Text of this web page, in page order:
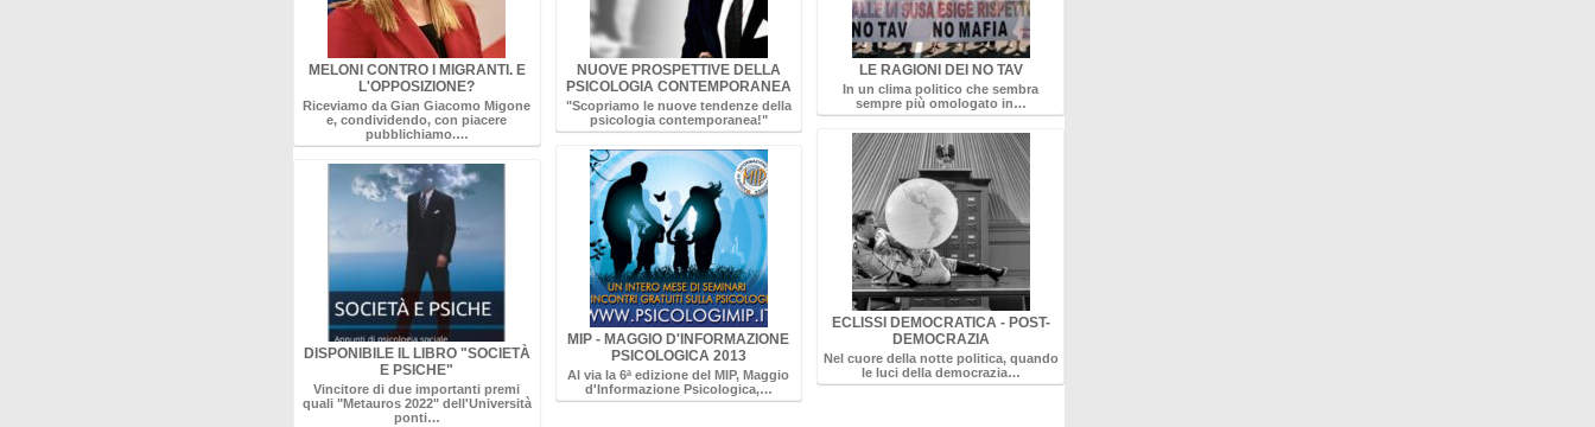
MELONI CONTRO I MIGRANTI. E
L'OPPOSIZIONE?
Riceviamo da Gian Giacomo Migone
e, condividendo, con piacere
pubblichiamo.…
DISPONIBILE IL LIBRO "SOCIETÀ
E PSICHE"
Vincitore di due importanti premi
quali "Metauros 2022" dell'Università
ponti…
NUOVE PROSPETTIVE DELLA
PSICOLOGIA CONTEMPORANEA
"Scopriamo le nuove tendenze della
psicologia contemporanea!"
MIP - MAGGIO D'INFORMAZIONE
PSICOLOGICA 2013
Al via la 6ª edizione del MIP, Maggio
d'Informazione Psicologica,…
LE RAGIONI DEI NO TAV
In un clima politico che sembra
sempre più omologato in…
ECLISSI DEMOCRATICA - POST-
DEMOCRAZIA
Nel cuore della notte politica, quando
le luci della democrazia…